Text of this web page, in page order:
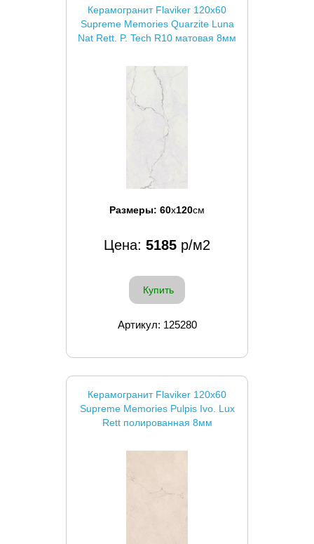
Керамогранит Flaviker 120x60
Supreme Memories Quarzite Luna
Nat Rett. P. Tech R10 матовая 8мм
Размеры: 60x120см
Цена: 5185 р/м2
Купить
Артикул: 125280
Керамогранит Flaviker 120x60
Supreme Memories Pulpis Ivo. Lux
Rett полированная 8мм